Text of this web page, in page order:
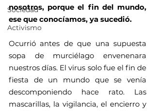
Sociedad
Activismo
nosotros, porque el fin del mundo,
ese que conocíamos, ya sucedió.
Ocurrió antes de que una supuesta
sopa de murciélago envenenara
nuestros días. El virus solo fue el fin de
fiesta de un mundo que se venía
descomponiendo hace rato. Las
mascarillas, la vigilancia, el encierro y